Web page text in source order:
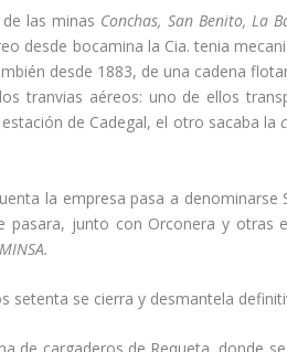
las minas Conchas, San Benito, La
desde bocamina la Cia. tenia
desde 1883, de una cadena
tranvias aéreos: uno de ellos
de Cadegal, el otro sacaba la
la empresa pasa a denominarse
pasara, junto con Orconera y otras
setenta se cierra y desmantela